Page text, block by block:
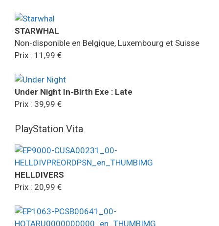
STARWHAL
Non-disponible en Belgique, Luxembourg et Suisse
Prix : 11,99 €
Under Night In-Birth Exe : Late
Prix : 39,99 €
PlayStation Vita
HELLDIVERS
Prix : 20,99 €